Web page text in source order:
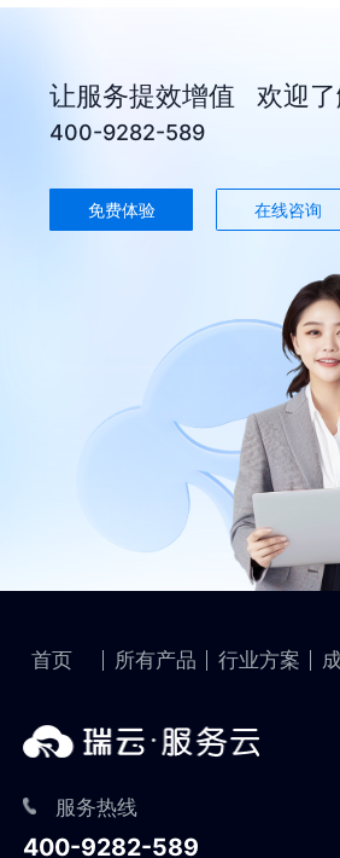
让服务提效增值 欢迎了
400-9282-589
免费体验 在线咨询
首页 所有产品 行业方案
服务热线
400-9282-589